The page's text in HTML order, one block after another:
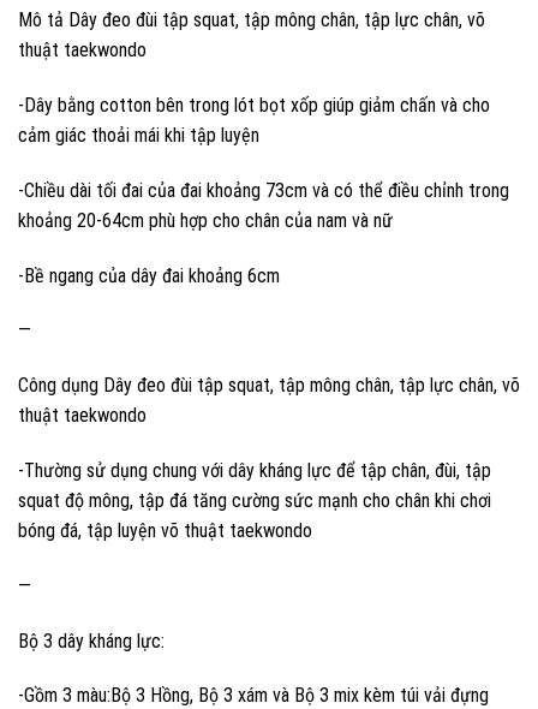
Mô tả Dây đeo đùi tập squat, tập mông chân, tập lực chân, võ
thuật taekwondo
-Dây bằng cotton bên trong lót bọt xốp giúp giảm chấn và cho
cảm giác thoải mái khi tập luyện
-Chiều dài tối đai của đai khoảng 73cm và có thể điều chỉnh trong
khoảng 20-64cm phù hợp cho chân của nam và nữ
-Bề ngang của dây đai khoảng 6cm
—
Công dụng Dây đeo đùi tập squat, tập mông chân, tập lực chân, võ
thuật taekwondo
-Thường sử dụng chung với dây kháng lực để tập chân, đùi, tập
squat độ mông, tập đá tăng cường sức mạnh cho chân khi chơi
bóng đá, tập luyện võ thuật taekwondo
—
Bộ 3 dây kháng lực:
-Gồm 3 màu:Bộ 3 Hồng, Bộ 3 xám và Bộ 3 mix kèm túi vải đựng